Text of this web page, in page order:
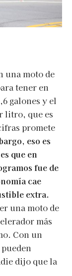
una moto de
tener en
galones y el
litro, que es
promete
eso es
que en
fue de
cae
extra.
una moto de
más
Con un
dijo que la